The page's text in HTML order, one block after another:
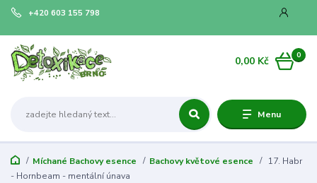
Menu
+420 603 155 798
0
0,00 Kč
Míchané Bachovy esence Bachovy květové esence
17. Habr
- Hornbeam - mentální únava